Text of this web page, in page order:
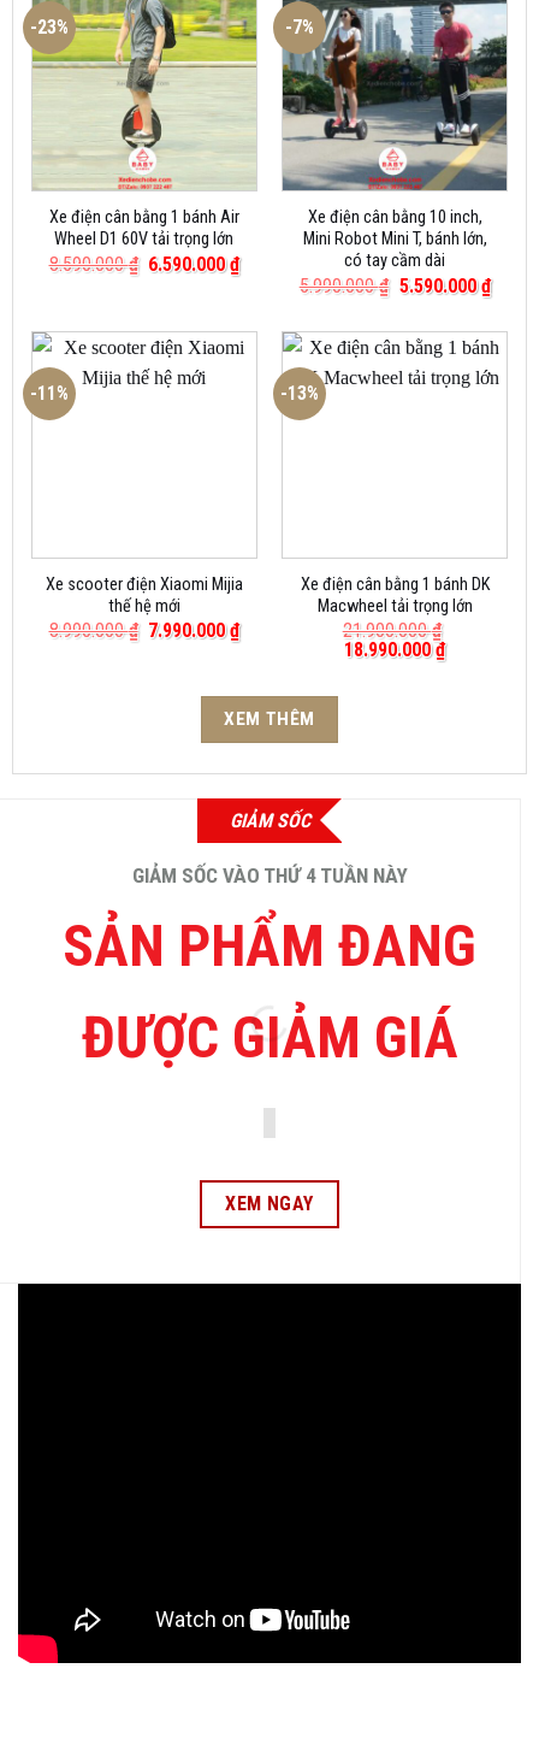
-23%
Xe điện cân bằng 1 bánh Air
Wheel D1 60V tải trọng lớn
8.590.000₫ Giá
6.590.000₫Giá
hiện
6.590.000 ₫.
-7%
Xe điện cân bằng 10 inch,
Mini Robot Mini T, bánh lớn,
có tay cầm dài
5.990.000₫ Giá
5.990.000 ₫.
5.590.000₫Giá
hiện
là:
-11%
Xe scooter điện Xiaomi Mijia
thế hệ mới
8.990.000₫ Giá
7.990.000₫Giá
hiện
7.990.000 ₫.
-13%
Xe điện cân bằng 1 bánh DK
Macwheel tải trọng lớn
21.900.000₫
Giá
18.990.000₫Giá
hiện
XEM THÊM
GIẢM SỐC
GIẢM SỐC VÀO THỨ 4 TUẦN NÀY
SẢN PHẨM ĐANG
ĐƯỢC GIẢM GIÁ
XEM NGAY